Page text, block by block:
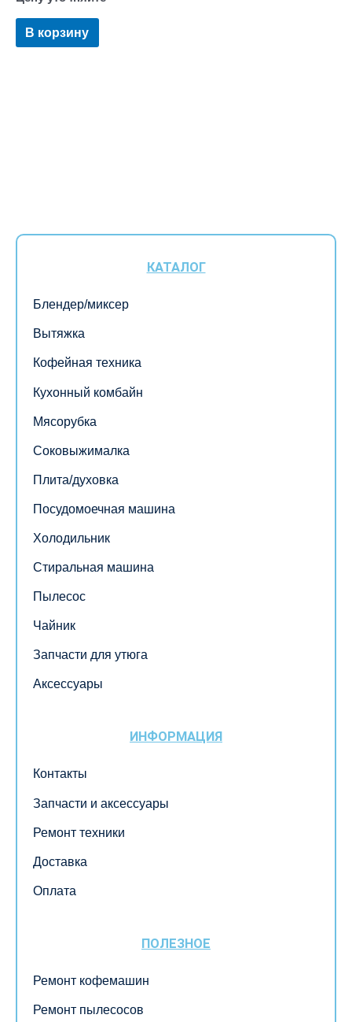
КАТАЛОГ
Блендер/миксер
Вытяжка
Кофейная техника
Кухонный комбайн
Мясорубка
Соковыжималка
Плита/духовка
Посудомоечная машина
Холодильник
Стиральная машина
Пылесос
Чайник
Запчасти для утюга
Аксессуары
ИНФОРМАЦИЯ
Контакты
Запчасти и аксессуары
Ремонт техники
Доставка
Оплата
ПОЛЕЗНОЕ
Ремонт кофемашин
Ремонт пылесосов
В корзину